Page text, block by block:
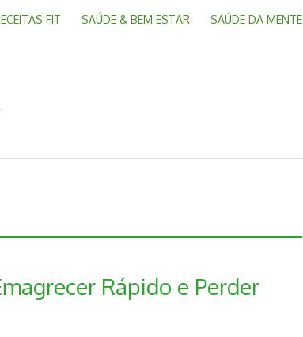
FIT SAÚDE & BEM ESTAR SAÚDE DA MENTE
Rápido e Perder